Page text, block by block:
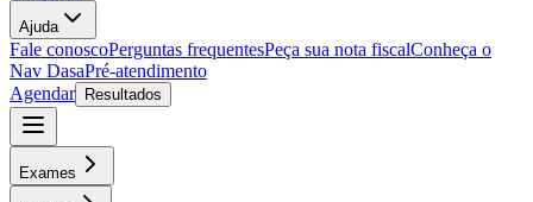
Ajuda
Fale conoscoPerguntas frequentesPeça sua nota fiscalConheça o
Nav DasaPré-atendimento
Agendar
Resultados
Exames